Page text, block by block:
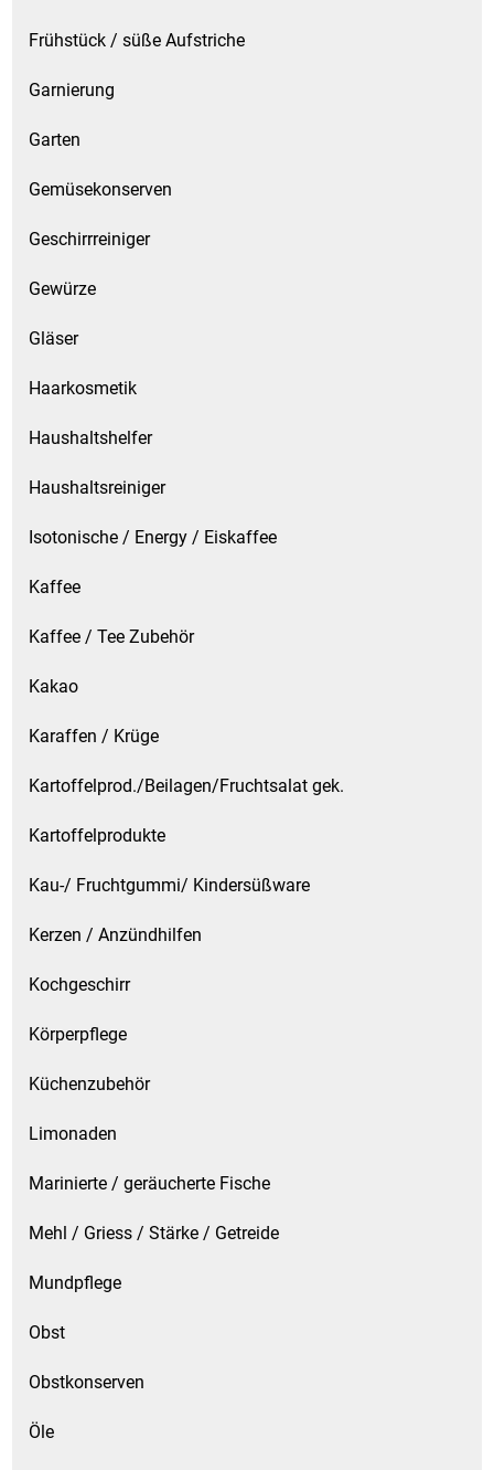
Frühstück / süße Aufstriche
Garnierung
Garten
Gemüsekonserven
Geschirrreiniger
Gewürze
Gläser
Haarkosmetik
Haushaltshelfer
Haushaltsreiniger
Isotonische / Energy / Eiskaffee
Kaffee
Kaffee / Tee Zubehör
Kakao
Karaffen / Krüge
Kartoffelprod./Beilagen/Fruchtsalat gek.
Kartoffelprodukte
Kau-/ Fruchtgummi/ Kindersüßware
Kerzen / Anzündhilfen
Kochgeschirr
Körperpflege
Küchenzubehör
Limonaden
Marinierte / geräucherte Fische
Mehl / Griess / Stärke / Getreide
Mundpflege
Obst
Obstkonserven
Öle